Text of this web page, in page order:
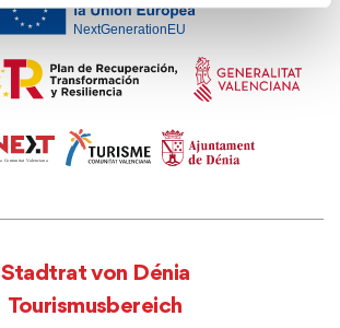
Stadtrat von Dénia
Tourismusbereich